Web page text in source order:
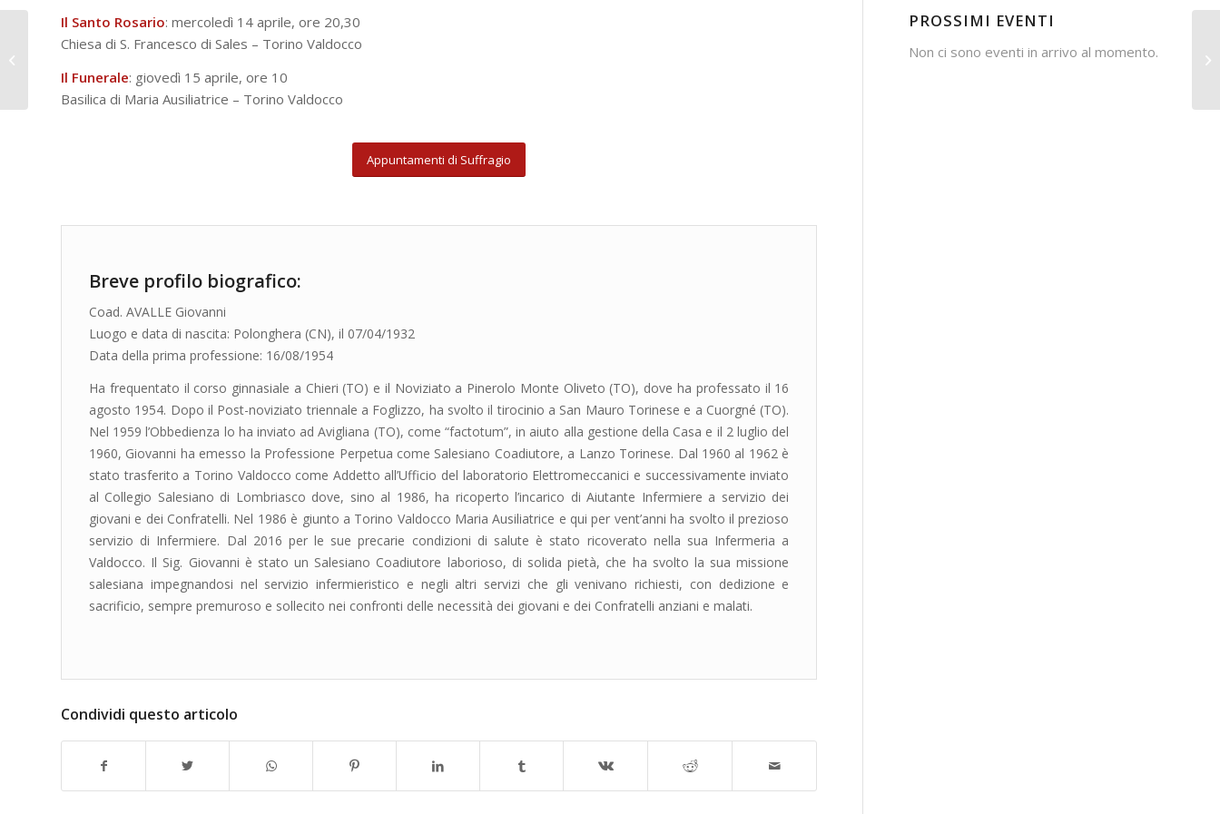
Il Santo Rosario: mercoledì 14 aprile, ore 20,30
Chiesa di S. Francesco di Sales – Torino Valdocco
Il Funerale: giovedì 15 aprile, ore 10
Basilica di Maria Ausiliatrice – Torino Valdocco
Appuntamenti di Suffragio
Breve profilo biografico:
Coad. AVALLE Giovanni
Luogo e data di nascita: Polonghera (CN), il 07/04/1932
Data della prima professione: 16/08/1954
Ha frequentato il corso ginnasiale a Chieri (TO) e il Noviziato a Pinerolo Monte Oliveto (TO), dove ha professato il 16
agosto 1954. Dopo il Post-noviziato triennale a Foglizzo, ha svolto il tirocinio a San Mauro Torinese e a Cuorgné (TO).
Nel 1959 l’Obbedienza lo ha inviato ad Avigliana (TO), come “factotum”, in aiuto alla gestione della Casa e il 2 luglio del
1960, Giovanni ha emesso la Professione Perpetua come Salesiano Coadiutore, a Lanzo Torinese. Dal 1960 al 1962 è
stato trasferito a Torino Valdocco come Addetto all’Ufficio del laboratorio Elettromeccanici e successivamente inviato
al Collegio Salesiano di Lombriasco dove, sino al 1986, ha ricoperto l’incarico di Aiutante Infermiere a servizio dei
giovani e dei Confratelli. Nel 1986 è giunto a Torino Valdocco Maria Ausiliatrice e qui per vent’anni ha svolto il prezioso
servizio di Infermiere. Dal 2016 per le sue precarie condizioni di salute è stato ricoverato nella sua Infermeria a
Valdocco. Il Sig. Giovanni è stato un Salesiano Coadiutore laborioso, di solida pietà, che ha svolto la sua missione
salesiana impegnandosi nel servizio infermieristico e negli altri servizi che gli venivano richiesti, con dedizione e
sacrificio, sempre premuroso e sollecito nei confronti delle necessità dei giovani e dei Confratelli anziani e malati.
Condividi questo articolo
PROSSIMI EVENTI
Non ci sono eventi in arrivo al momento.
Il Metodo di studio al
San Luigi: “un tassello
fondamentale nella